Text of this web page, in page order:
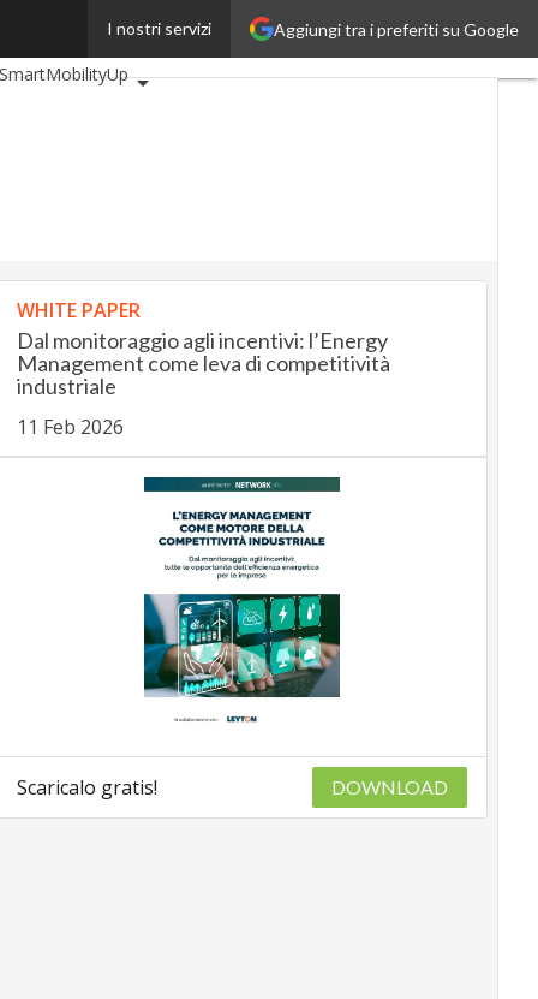
Aggiungi tra i preferiti su Google
I nostri servizi
BankingUp
SmartMobilityUp
WHITE PAPER
Dal monitoraggio agli incentivi: l’Energy
Management come leva di competitività
industriale
11 Feb 2026
Scaricalo gratis! DOWNLOAD